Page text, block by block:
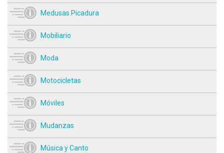
Medusas Picadura
Mobiliario
Moda
Motocicletas
Móviles
Mudanzas
Música y Canto